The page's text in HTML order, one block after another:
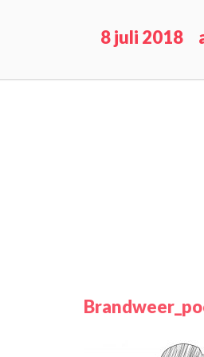
8 juli 2018